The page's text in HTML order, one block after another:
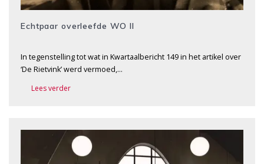
Echtpaar overleefde WO II
In tegenstelling tot wat in Kwartaalbericht 149 in het artikel over
‘De Rietvink’ werd vermoed,…
Lees verder